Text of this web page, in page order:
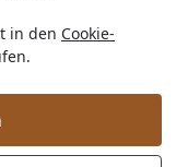
in den Cookie-